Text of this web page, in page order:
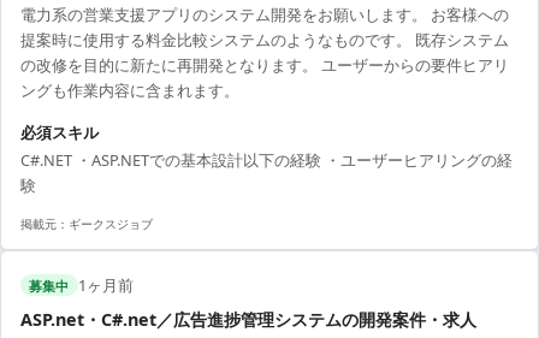
電力系の営業支援アプリのシステム開発をお願いします。 お客様への
提案時に使用する料金比較システムのようなものです。 既存システム
の改修を目的に新たに再開発となります。 ユーザーからの要件ヒアリ
ングも作業内容に含まれます。
必須スキル
C#.NET ・ASP.NETでの基本設計以下の経験 ・ユーザーヒアリングの経
験
掲載元： ギークスジョブ
募集中 1ヶ月前
ASP.net・C#.net／広告進捗管理システムの開発案件・求人